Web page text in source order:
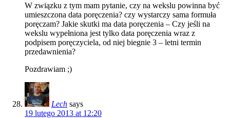
W związku z tym mam pytanie, czy na wekslu powinna być
umieszczona data poręczenia? czy wystarczy sama formuła
poręczam? Jakie skutki ma data poręczenia – Czy jeśli na
wekslu wypełniona jest tylko data poręczenia wraz z
podpisem poręczyciela, od niej biegnie 3 – letni termin
przedawnienia?
Pozdrawiam ;)
Lech says
19 lutego 2013 at 12:20